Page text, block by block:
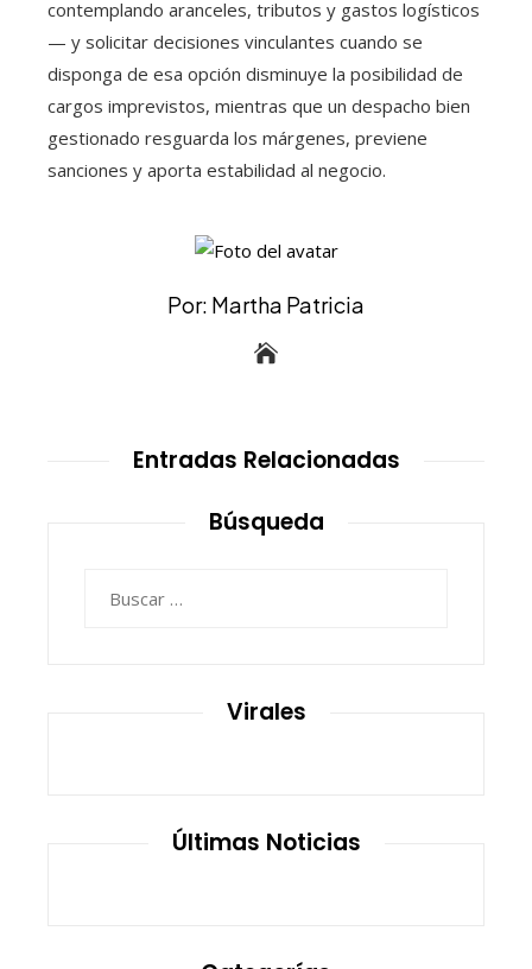
contemplando aranceles, tributos y gastos logísticos
— y solicitar decisiones vinculantes cuando se
disponga de esa opción disminuye la posibilidad de
cargos imprevistos, mientras que un despacho bien
gestionado resguarda los márgenes, previene
sanciones y aporta estabilidad al negocio.
Por: Martha Patricia
Entradas Relacionadas
Búsqueda
Virales
Últimas Noticias